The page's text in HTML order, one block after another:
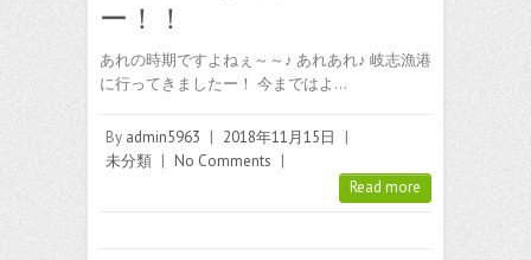
ー！！
あれの時期ですよねぇ～～♪ あれあれ♪ 岐志漁港
に行ってきましたー！ 今まではよ…
By admin5963 | 2018年11月15日
|
未分類 | No Comments |
Read more